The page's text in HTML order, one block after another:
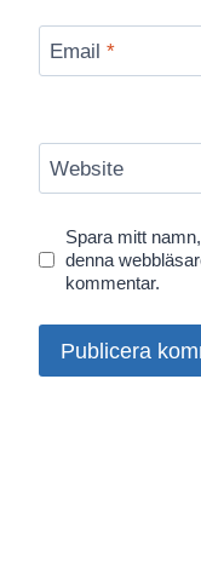
Email *
Website
Spara mitt
denna
kommentar.